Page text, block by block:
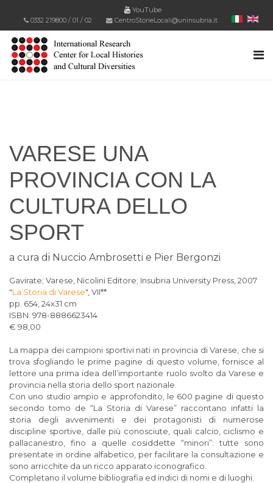
YouTube
0332 219800 / 01 / 02 CentroStorieLocali@uninsubria.it
VARESE UNA
PROVINCIA CON LA
CULTURA DELLO
SPORT
a cura di Nuccio Ambrosetti e Pier Bergonzi
Gavirate; Varese, Nicolini Editore; Insubria University Press, 2007
"La Storia di Varese", VII**
pp. 654, 24x31 cm
ISBN: 978-8886623414
€ 98,00
La mappa dei campioni sportivi nati in provincia di Varese, che si
trova sfogliando le prime pagine di questo volume, fornisce al
lettore una prima idea dell’importante ruolo svolto da Varese e
provincia nella storia dello sport nazionale.
Con uno studio ampio e approfondito, le 600 pagine di questo
secondo tomo de “La Storia di Varese” raccontano infatti la
storia degli avvenimenti e dei protagonisti di numerose
discipline sportive, dalle più conosciute, quali calcio, ciclismo e
pallacanestro, fino a quelle cosiddette “minori”: tutte sono
presentate in ordine alfabetico, per facilitare la consultazione e
sono arricchite da un ricco apparato iconografico.
Completano il volume bibliografia ed indici di nomi e di luoghi.